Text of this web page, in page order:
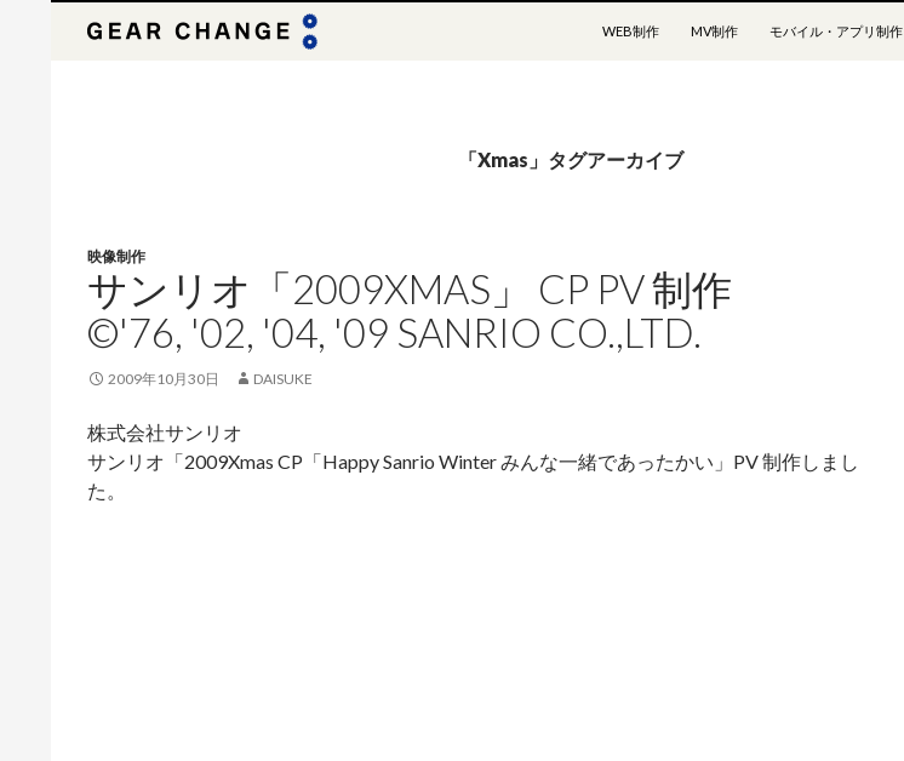
WEB制作
MV制作 モバイル・アプリ制作
「Xmas」タグアーカイブ
映像制作
サンリオ「2009XMAS」 CP PV 制作
©'76, '02, '04, '09 SANRIO CO.,LTD.
2009年10月30日 DAISUKE
株式会社サンリオ
サンリオ「2009Xmas CP「Happy Sanrio Winter みんな一緒であったかい」PV 制作しまし
た。